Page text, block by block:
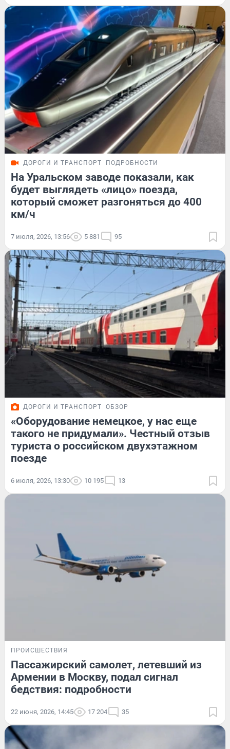
ДОРОГИ И ТРАНСПОРТ ПОДРОБНОСТИ
На Уральском заводе показали, как
будет выглядеть «лицо» поезда,
который сможет разгоняться до 400
км/ч
7 июля, 2026, 13:56 5 881 95
ДОРОГИ И ТРАНСПОРТ ОБЗОР
«Оборудование немецкое, у нас еще
такого не придумали». Честный отзыв
туриста о российском двухэтажном
поезде
6 июля, 2026, 13:30 10 195 13
ПРОИСШЕСТВИЯ
Пассажирский самолет, летевший из
Армении в Москву, подал сигнал
бедствия: подробности
22 июня, 2026, 14:45 17 204 35